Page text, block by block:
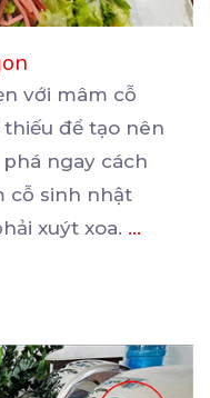
với mâm cỗ
để tạo nên
ngay cách
cỗ sinh nhật
xuýt xoa. ...